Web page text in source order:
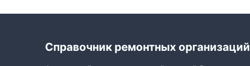
Справочник ремонтных организаций